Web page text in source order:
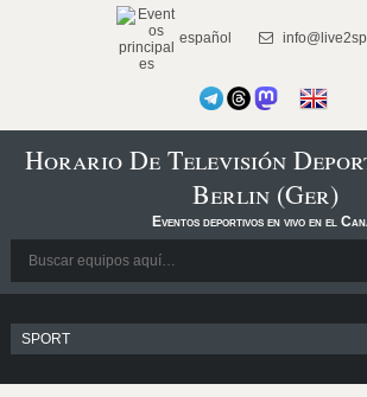
español
Horario De Televisión
Berlin (Ger)
Eventos deportivos en vivo en el